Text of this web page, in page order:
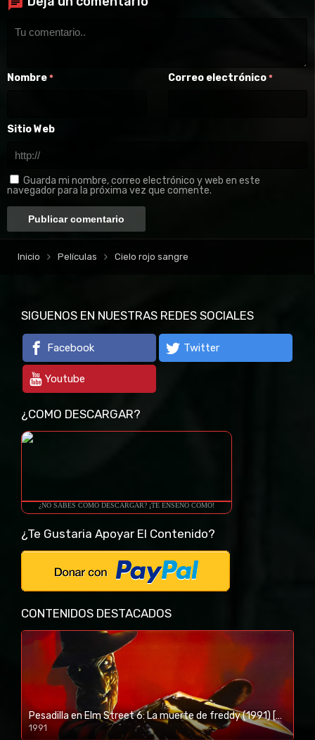
Nombre * Correo electrónico *
Sitio Web
Guarda mi nombre, correo electrónico y web en este
navegador para la próxima vez que comente.
Inicio Películas Cielo rojo sangre
SIGUENOS EN NUESTRAS REDES SOCIALES
Facebook Twitter
Youtube
¿COMO DESCARGAR?
¿NO SABES COMO DESCARGAR? ¡TE ENSEÑO COMO!
¿Te Gustaria Apoyar El Contenido?
CONTENIDOS DESTACADOS
Pesadilla en Elm Street 6: La muerte de freddy (1991) [BR-RIP] [HD-1080p]
1991